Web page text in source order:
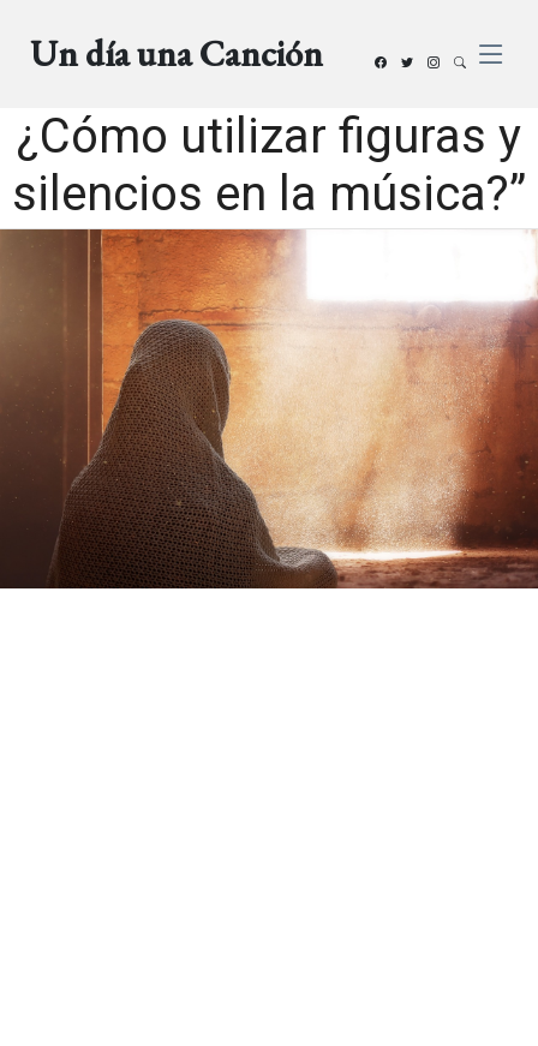
Un día una Canción
¿Cómo utilizar figuras y
silencios en la música?”